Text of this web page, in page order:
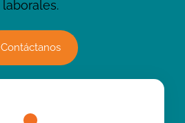
laborales.
Contáctanos